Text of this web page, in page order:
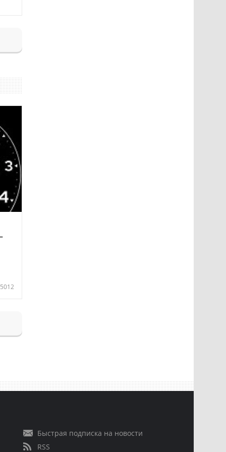
5012
Быстрая подписка на новости
RSS